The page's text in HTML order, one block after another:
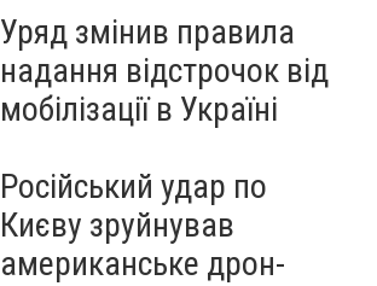
Уряд змінив правила
надання відстрочок від
мобілізації в Україні
Російський удар по
Києву зруйнував
американське дрон-